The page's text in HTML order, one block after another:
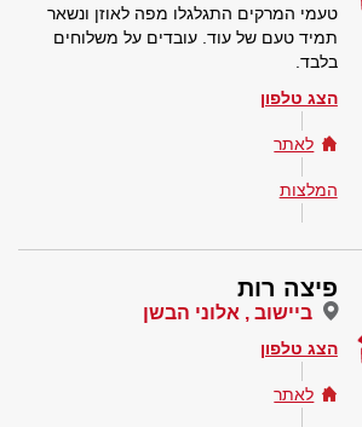
טעמי המרקים התגלגלו מפה לאוזן ונשאר
תמיד טעם של עוד. עובדים על משלוחים
בלבד.
הצג טלפון
לאתר
המלצות
פיצה רות
ביישוב , אלוני הבשן
הצג טלפון
לאתר